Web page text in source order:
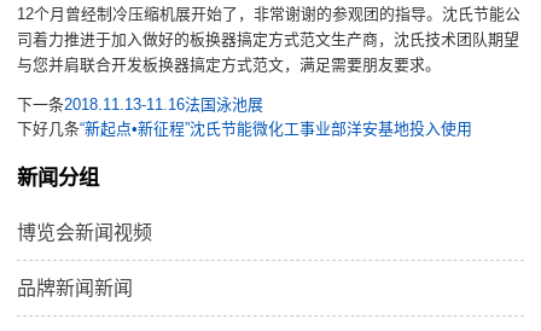
12个月曾经制冷压缩机展开始了，非常谢谢的参观团的指导。沈氏节能公
司着力推进于加入做好的板换器搞定方式范文生产商，沈氏技术团队期望
与您并肩联合开发板换器搞定方式范文，满足需要朋友要求。
下一条2018.11.13-11.16法国泳池展
下好几条“新起点•新征程”沈氏节能微化工事业部洋安基地投入使用
新闻分组
博览会新闻视频
品牌新闻新闻